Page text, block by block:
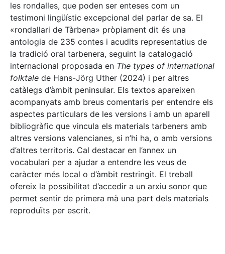
les rondalles, que poden ser enteses com un
testimoni lingüístic excepcional del parlar de sa. El
«rondallari de Tàrbena» pròpiament dit és una
antologia de 235 contes i acudits representatius de
la tradició oral tarbenera, seguint la catalogació
internacional proposada en The types of international
folktale de Hans-Jörg Uther (2024) i per altres
catàlegs d’àmbit peninsular. Els textos apareixen
acompanyats amb breus comentaris per entendre els
aspectes particulars de les versions i amb un aparell
bibliogràfic que vincula els materials tarbeners amb
altres versions valencianes, si n’hi ha, o amb versions
d’altres territoris. Cal destacar en l’annex un
vocabulari per a ajudar a entendre les veus de
caràcter més local o d’àmbit restringit. El treball
ofereix la possibilitat d’accedir a un arxiu sonor que
permet sentir de primera mà una part dels materials
reproduïts per escrit.